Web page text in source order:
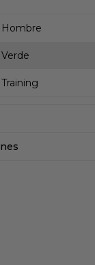
Hombre
Verde
Training